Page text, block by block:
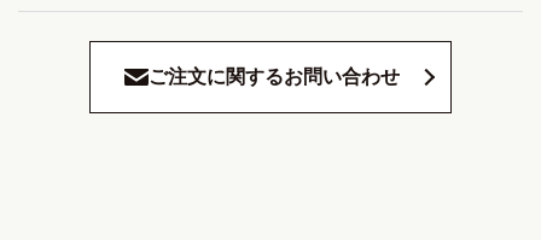
ご注文に関するお問い合わせ